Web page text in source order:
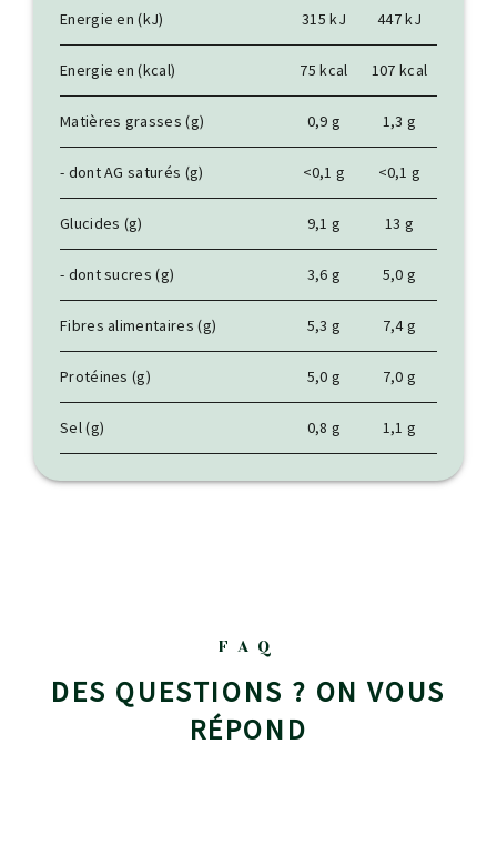
Energie en (kJ)
315 kJ 447 kJ
Energie en (kcal) 75 kcal 107 kcal
Matières grasses (g) 0,9 g 1,3 g
- dont AG saturés (g) <0,1 g <0,1 g
Glucides (g) 9,1 g 13 g
- dont sucres (g) 3,6 g 5,0 g
Fibres alimentaires (g) 5,3 g 7,4 g
Protéines (g) 5,0 g 7,0 g
Sel (g) 0,8 g 1,1 g
FAQ
DES QUESTIONS ? ON VOUS
RÉPOND